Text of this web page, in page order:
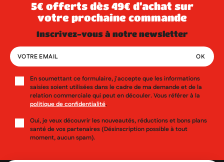
5€ offerts dès 49€ d’achat sur
votre prochaine commande
inscrivez-vous à notre newsletter
En soumettant ce formulaire, j'accepte que les informations
saisies soient utilisées dans le cadre de ma demande et de la
relation commerciale qui peut en découler. Vous référer à la
politique de confidentialité.
Oui, je veux découvrir les nouveautés, réductions et bons plans
santé de vos partenaires (Désinscription possible à tout
moment, aucun spam).
Ajouter à ma liste d'envies
Créer une nouvelle liste
((confirmMessage))
((cancelText))
Nom de la liste d'envies
Annuler Créer une liste d'envies
Vous devez être connecté pour ajouter des produits à votre
liste d'envies.
Annuler Connexion